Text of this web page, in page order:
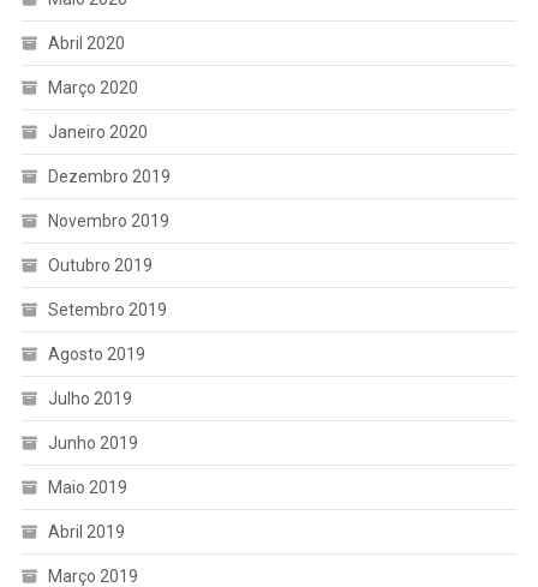
Abril 2020
Março 2020
Janeiro 2020
Dezembro 2019
Novembro 2019
Outubro 2019
Setembro 2019
Agosto 2019
Julho 2019
Junho 2019
Maio 2019
Abril 2019
Março 2019